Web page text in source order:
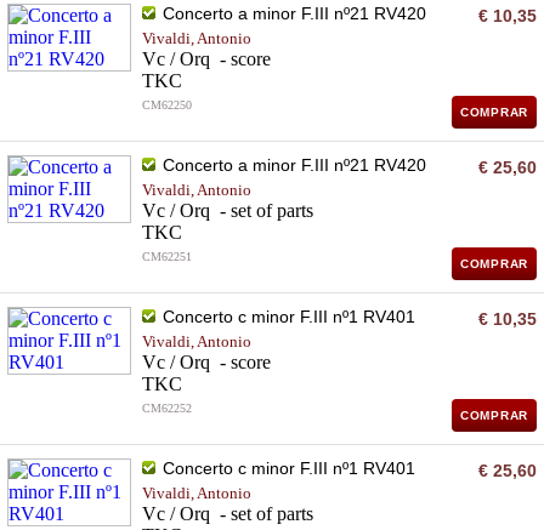
Concerto a minor F.III nº21 RV420
Vivaldi, Antonio
Vc / Orq - score
TKC
CM62250
€ 10,35
COMPRAR
Concerto a minor F.III nº21 RV420
Vivaldi, Antonio
Vc / Orq - set of parts
TKC
CM62251
€ 25,60
COMPRAR
Concerto c minor F.III nº1 RV401
Vivaldi, Antonio
Vc / Orq - score
TKC
CM62252
€ 10,35
COMPRAR
Concerto c minor F.III nº1 RV401
Vivaldi, Antonio
Vc / Orq - set of parts
€ 25,60